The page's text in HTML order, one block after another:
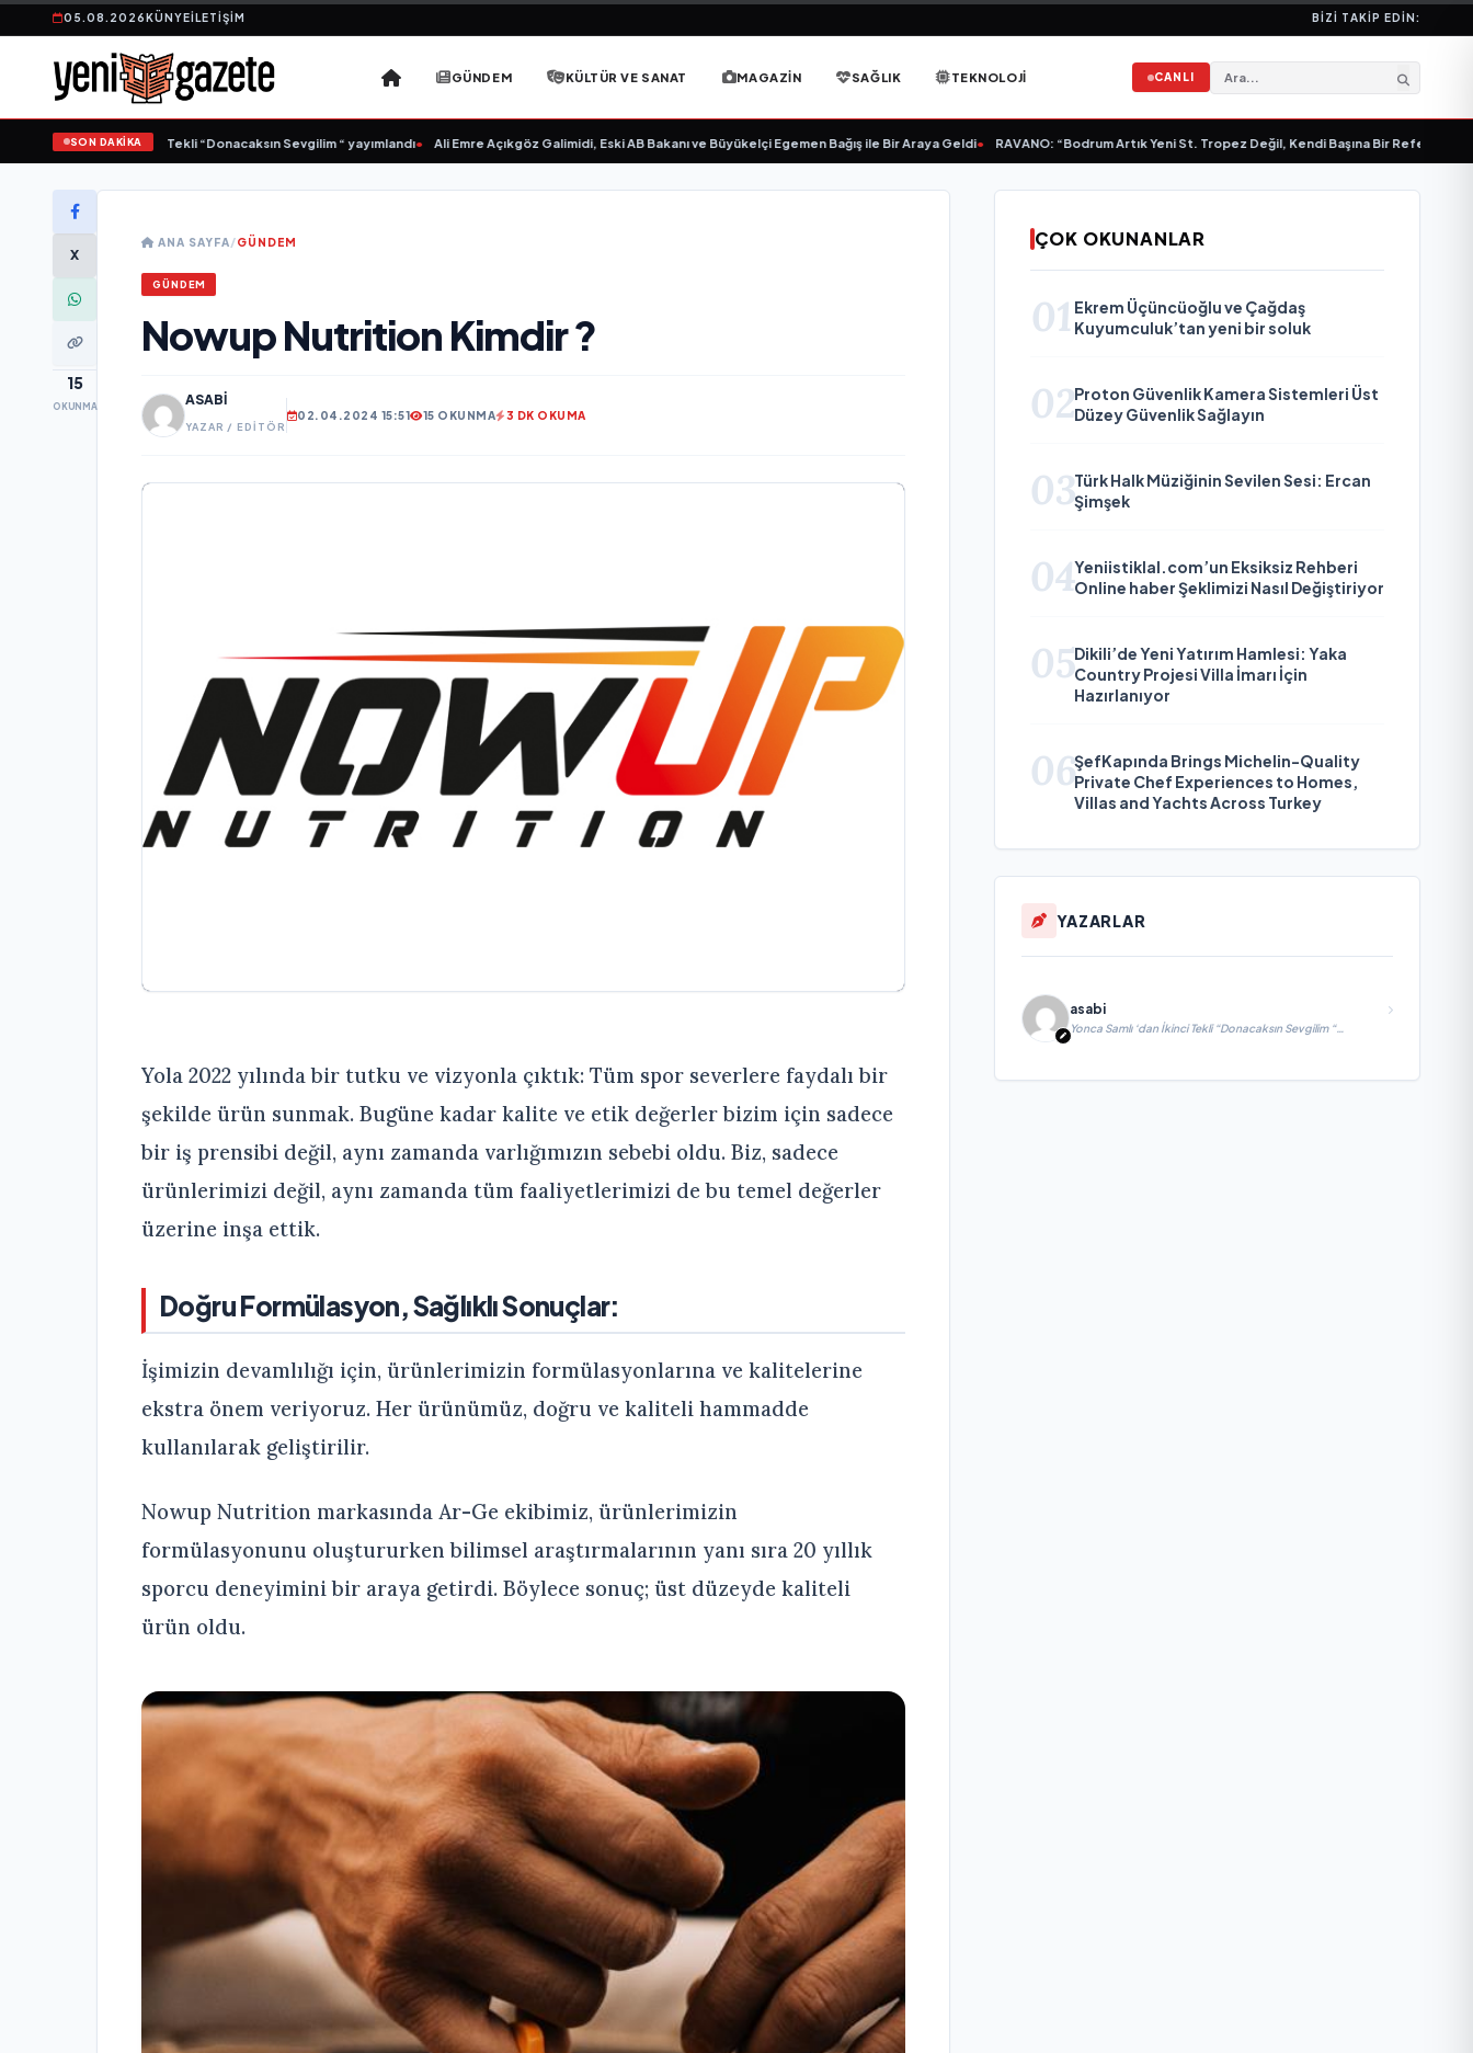
05.08.2026KÜNYEİLETIŞIM BIZI TAKIP EDIN:
GÜNDEM KÜLTÜR VE SANAT MAGAZIN SAĞLIK TEKNOLOJI CANLI
SON DAKİKA
Samlı ‘dan İkinci Tekli “Donacaksın Sevgilim “ yayımlandı• Ali Emre Açıkgöz Galimidi, Eski AB Bakanı ve Büyükelçi Egemen Bağış ile Bir Araya Geldi• RAVANO: “Bodrum Artık Yeni St. Tropez Değil, Kendi Başına Bir Referans”
X
15
OKUNMA
ANA SAYFA/GÜNDEM
GÜNDEM
Nowup Nutrition Kimdir ?
ASABI
YAZAR / EDITÖR
02.04.2024 15:51 15 OKUNMA 3 DK OKUMA
Yola 2022 yılında bir tutku ve vizyonla çıktık: Tüm spor severlere faydalı bir
şekilde ürün sunmak. Bugüne kadar kalite ve etik değerler bizim için sadece
bir iş prensibi değil, aynı zamanda varlığımızın sebebi oldu. Biz, sadece
ürünlerimizi değil, aynı zamanda tüm faaliyetlerimizi de bu temel değerler
üzerine inşa ettik.
Doğru Formülasyon, Sağlıklı Sonuçlar:
İşimizin devamlılığı için, ürünlerimizin formülasyonlarına ve kalitelerine
ekstra önem veriyoruz. Her ürünümüz, doğru ve kaliteli hammadde
kullanılarak geliştirilir.
Nowup Nutrition markasında Ar-Ge ekibimiz, ürünlerimizin
formülasyonunu oluştururken bilimsel araştırmalarının yanı sıra 20 yıllık
sporcu deneyimini bir araya getirdi. Böylece sonuç; üst düzeyde kaliteli
ürün oldu.
ÇOK OKUNANLAR
01 Ekrem Üçüncüoğlu ve Çağdaş
Kuyumculuk’tan yeni bir soluk
02Proton Güvenlik Kamera Sistemleri Üst
Düzey Güvenlik Sağlayın
03Türk Halk Müziğinin Sevilen Sesi: Ercan
Şimşek
04Yeniistiklal.com’un Eksiksiz Rehberi
Online haber Şeklimizi Nasıl Değiştiriyor
05Dikili’de Yeni Yatırım Hamlesi: Yaka
Country Projesi Villa İmarı İçin
Hazırlanıyor
06ŞefKapında Brings Michelin-Quality
Private Chef Experiences to Homes,
Villas and Yachts Across Turkey
YAZARLAR
asabi
Yonca Samlı ‘dan İkinci Tekli “Donacaksın Sevgilim “
yayımlandı